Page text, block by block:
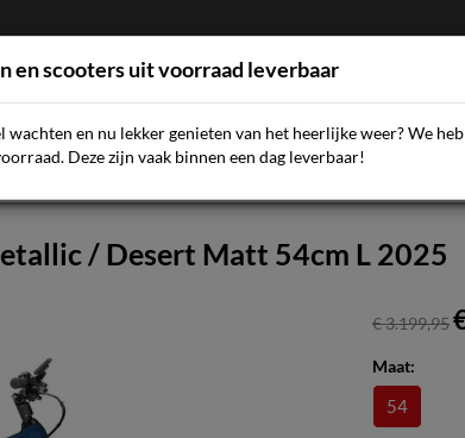
NIEUWS SCOOTERS FIETSEN
/ Desert Matt 54cm L 2025
€ 3.199,95
Maat:
54
en scooters uit voorraad leverbaar
wachten en nu lekker genieten van het heerlijke weer? We
Deze zijn vaak binnen een dag leverbaar!